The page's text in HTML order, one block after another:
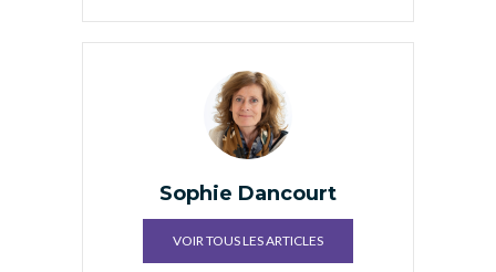
Sophie Dancourt
VOIR TOUS LES ARTICLES